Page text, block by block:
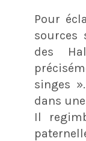
Pour
sources
des
singes ».
dans
Il